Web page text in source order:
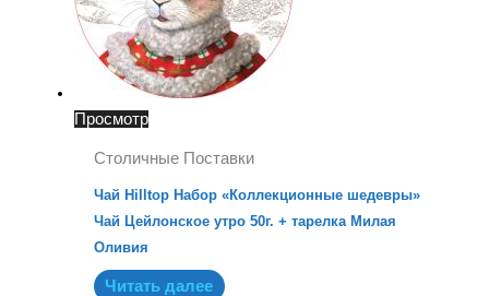
Просмотр
Столичные Поставки
Чай Hilltop Набор «Коллекционные шедевры»
Чай Цейлонское утро 50г. + тарелка Милая
Оливия
Читать далее